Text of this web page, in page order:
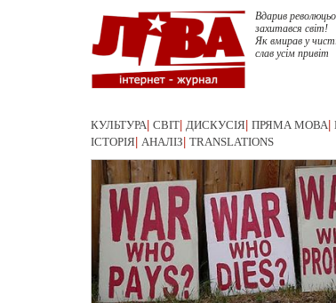
Вдарив
захитався світ!
Як вмирав у
слав усім привіт
КУЛЬТУРА СВІТ ДИСКУСІЯ ПРЯМА МОВА
ІСТОРІЯ АНАЛІЗ TRANSLATIONS